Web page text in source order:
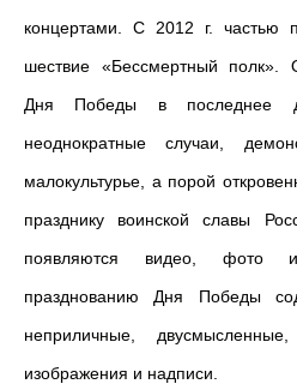
концертами. С 2012 г. частью
шествие «Бессмертный полк».
Дня Победы в последнее
неоднократные случаи,
малокультурье, а порой
празднику воинской славы
появляются видео, фото
празднованию Дня Победы
неприличные,
изображения и надписи.